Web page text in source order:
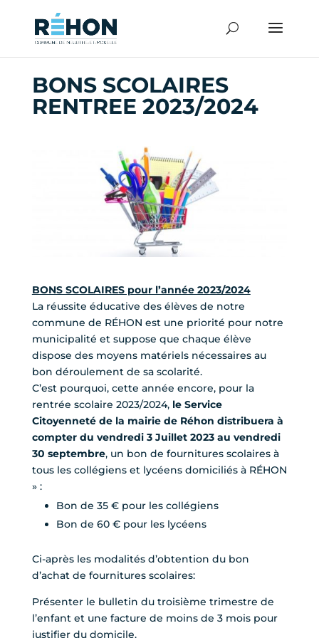
BONS SCOLAIRES
RENTREE 2023/2024
BONS SCOLAIRES pour l’année 2023/2024
La réussite éducative des élèves de notre
commune de RÉHON est une priorité pour notre
municipalité et suppose que chaque élève
dispose des moyens matériels nécessaires au
bon déroulement de sa scolarité.
C’est pourquoi, cette année encore, pour la
rentrée scolaire 2023/2024, le Service
Citoyenneté de la mairie de Réhon distribuera à
compter du vendredi 3 Juillet 2023 au vendredi
30 septembre, un bon de fournitures scolaires à
tous les collégiens et lycéens domiciliés à RÉHON
» :
Bon de 35 € pour les collégiens
Bon de 60 € pour les lycéens
Ci-après les modalités d’obtention du bon
d’achat de fournitures scolaires:
Présenter le bulletin du troisième trimestre de
l’enfant et une facture de moins de 3 mois pour
justifier du domicile.